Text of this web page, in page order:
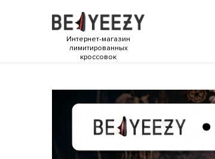
Интернет-магазин
лимитированных
кроссовок